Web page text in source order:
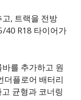
, 트랙을 전방
40 R18 타이어가
를 추가하고 원
더플로어 배터리
균형과 코너링